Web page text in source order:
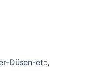
Düsen-etc,